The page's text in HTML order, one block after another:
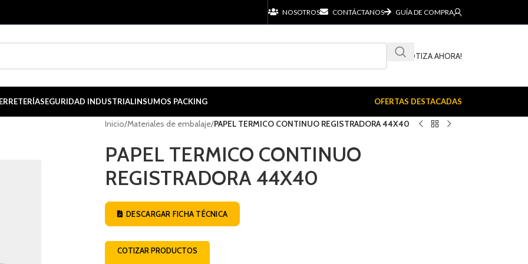
NOSOTROS CONTÁCTANOS GUÍA DE COMPRA
¡COTIZA AHORA!
SEGURIDAD INDUSTRIALINSUMOS PACKING OFERTAS DESTACADAS
Inicio/Materiales de embalaje/PAPEL TERMICO CONTINUO REGISTRADORA 44X40
PAPEL TERMICO CONTINUO
REGISTRADORA 44X40
DESCARGAR FICHA TÉCNICA
COTIZAR PRODUCTOS